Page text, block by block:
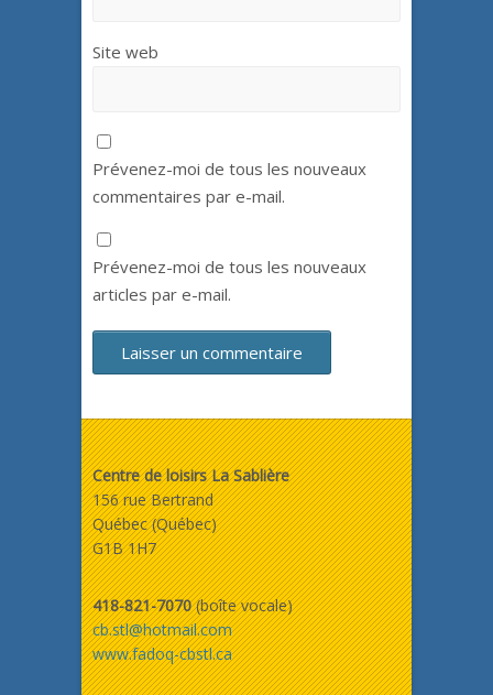
Site web
Prévenez-moi de tous les nouveaux
commentaires par e-mail.
Prévenez-moi de tous les nouveaux
articles par e-mail.
Centre de loisirs La Sablière
156 rue Bertrand
Québec (Québec)
G1B 1H7
418-821-7070(boîte vocale)
cb.stl@hotmail.com
www.fadoq-cbstl.ca